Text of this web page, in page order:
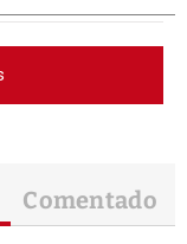
Comentado